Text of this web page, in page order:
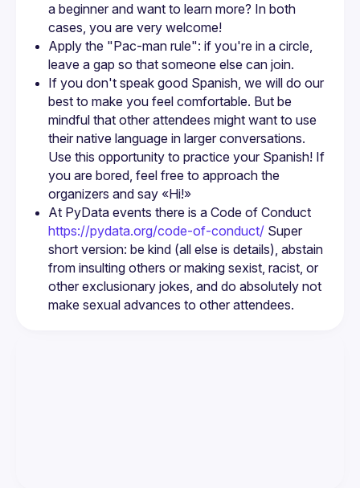
a beginner and want to learn more? In both
cases, you are very welcome!
Apply the "Pac-man rule": if you're in a circle,
leave a gap so that someone else can join.
If you don't speak good Spanish, we will do our
best to make you feel comfortable. But be
mindful that other attendees might want to use
their native language in larger conversations.
Use this opportunity to practice your Spanish! If
you are bored, feel free to approach the
organizers and say «Hi!»
https://pydata.org/code-of-conduct/ Super
short version: be kind (all else is details), abstain
from insulting others or making sexist, racist, or
other exclusionary jokes, and do absolutely not
make sexual advances to other attendees.